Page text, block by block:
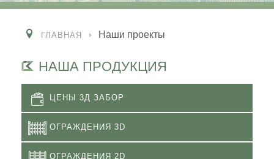
ГЛАВНАЯ Наши проекты
НАША ПРОДУКЦИЯ
ЦЕНЫ 3Д ЗАБОР
ОГРАЖДЕНИЯ 3D
ОГРАЖДЕНИЯ 2D